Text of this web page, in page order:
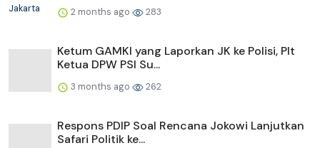
2 months ago 283
Ketum GAMKI yang Laporkan JK ke Polisi, Plt
Ketua DPW PSI Su...
3 months ago 262
Respons PDIP Soal Rencana Jokowi Lanjutkan
Safari Politik ke...